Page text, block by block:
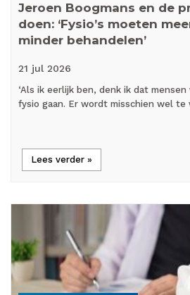
Jeroen Boogmans en de
doen: ‘Fysio’s moeten
minder behandelen’
21 jul 2026
‘Als ik eerlijk ben, denk ik dat
fysio gaan. Er wordt misschien wel te
Lees verder »